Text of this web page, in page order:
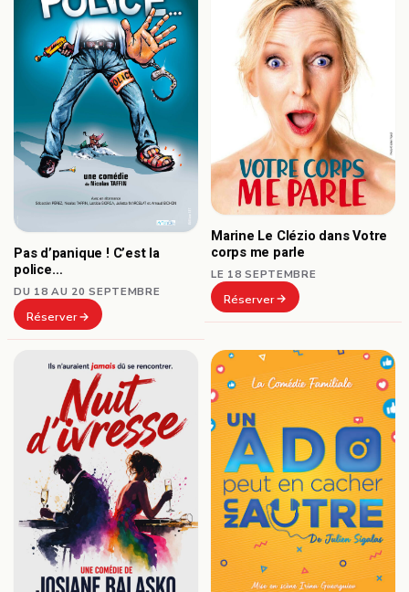
Pas d’panique ! C’est la
police…
DU 18 AU 20 SEPTEMBRE
Réserver
Marine Le Clézio dans Votre
corps me parle
LE 18 SEPTEMBRE
Réserver